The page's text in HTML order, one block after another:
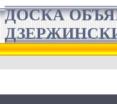
ДОСКА